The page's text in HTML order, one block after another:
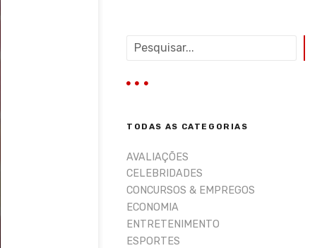
q
s
r
TODAS AS CATEGORIAS
AVALIAÇÕES
CELEBRIDADES
CONCURSOS & EMPREGOS
ECONOMIA
ENTRETENIMENTO
ESPORTES